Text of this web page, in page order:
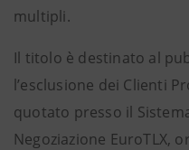
multipli.
Il titolo è destinato al
l’esclusione dei Clienti
quotato presso il
Negoziazione EuroTLX,